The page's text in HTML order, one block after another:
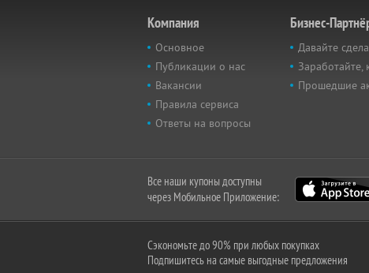
Компания
Основное
Публикации о нас
Вакансии
Правила сервиса
Ответы на вопросы
Бизнес-
Давайте
Заработайте,
Прошедшие
Все наши купоны доступны
через Мобильное Приложение:
Сэкономьте до 90% при любых покупках
Подпишитесь на самые выгодные предложения